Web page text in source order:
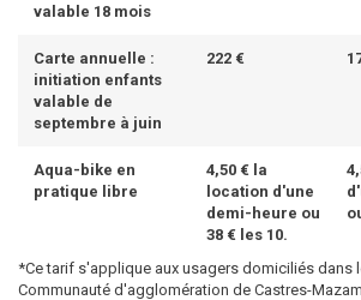
valable 18 mois
Carte annuelle :
initiation enfants
valable de
septembre à juin
222 €
Aqua-bike en
pratique libre
4,50 € la
location d'une
demi-heure ou
38 € les 10.
*Ce tarif s'applique aux usagers domiciliés dans
Communauté d'agglomération de Castres-